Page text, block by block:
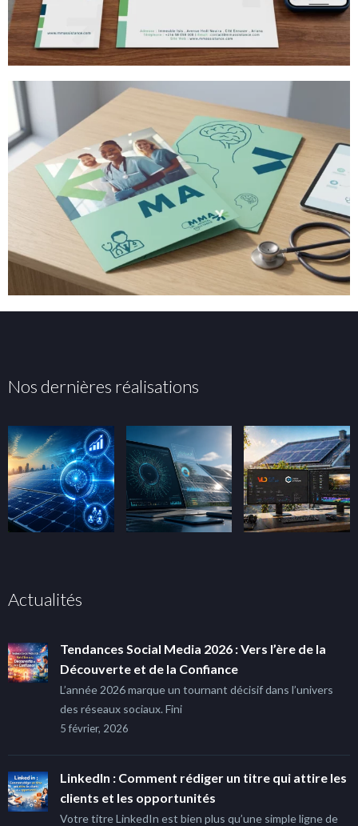
Nos dernières réalisations
Actualités
Tendances Social Media 2026 : Vers l’ère de la
Découverte et de la Confiance
L’année 2026 marque un tournant décisif dans l’univers
des réseaux sociaux. Fini
5 février, 2026
LinkedIn : Comment rédiger un titre qui attire les
clients et les opportunités
Votre titre LinkedIn est bien plus qu’une simple ligne de